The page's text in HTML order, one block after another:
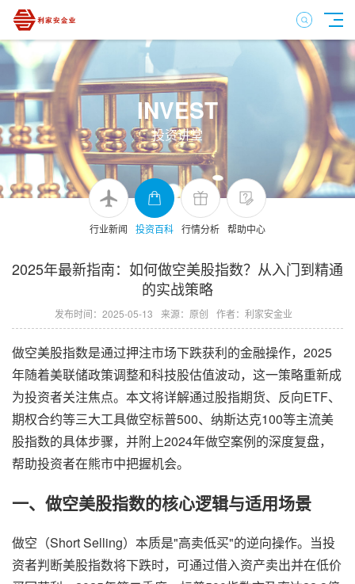
INVEST
投资讲堂
行业新闻 投资百科 行情分析 帮助中心
2025年最新指南：如何做空美股指数？从入门到精通
的实战策略
发布时间：2025-05-13 来源：原创 作者：利家安金业
做空美股指数是通过押注市场下跌获利的金融操作，2025
年随着美联储政策调整和科技股估值波动，这一策略重新成
为投资者关注焦点。本文将详解通过股指期货、反向ETF、
期权合约等三大工具做空标普500、纳斯达克100等主流美
股指数的具体步骤，并附上2024年做空案例的深度复盘，
帮助投资者在熊市中把握机会。
一、做空美股指数的核心逻辑与适用场景
做空（Short Selling）本质是"高卖低买"的逆向操作。当投
资者判断美股指数将下跌时，可通过借入资产卖出并在低价